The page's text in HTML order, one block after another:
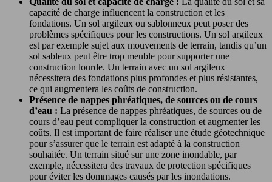
capacité de charge influencent la construction et les
fondations. Un sol argileux ou sablonneux peut poser des
problèmes spécifiques pour les constructions. Un sol argileux
est par exemple sujet aux mouvements de terrain, tandis qu’un
sol sableux peut être trop meuble pour supporter une
construction lourde. Un terrain avec un sol argileux
nécessitera des fondations plus profondes et plus résistantes,
ce qui augmentera les coûts de construction.
Présence de nappes phréatiques, de sources ou de cours
d’eau : La présence de nappes phréatiques, de sources ou de
cours d’eau peut compliquer la construction et augmenter les
coûts. Il est important de faire réaliser une étude géotechnique
pour s’assurer que le terrain est adapté à la construction
souhaitée. Un terrain situé sur une zone inondable, par
exemple, nécessitera des travaux de protection spécifiques
pour éviter les dommages causés par les inondations.